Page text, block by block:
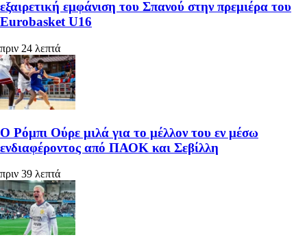
εξαιρετική εμφάνιση του Σπανού στην πρεμιέρα του
Eurobasket U16
πριν 24 λεπτά
Ο Ρόμπι Ούρε μιλά για το μέλλον του εν μέσω
ενδιαφέροντος από ΠΑΟΚ και Σεβίλλη
πριν 39 λεπτά